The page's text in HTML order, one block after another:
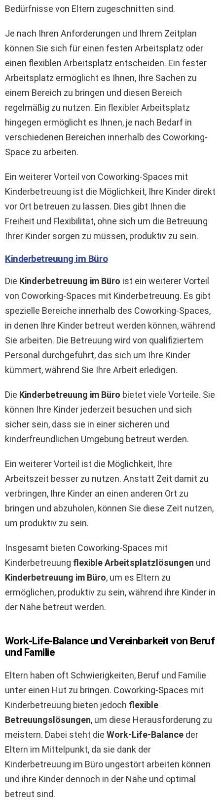
Bedürfnisse von Eltern zugeschnitten sind.
Je nach Ihren Anforderungen und Ihrem Zeitplan
können Sie sich für einen festen Arbeitsplatz oder
einen flexiblen Arbeitsplatz entscheiden. Ein fester
Arbeitsplatz ermöglicht es Ihnen, Ihre Sachen zu
einem Bereich zu bringen und diesen Bereich
regelmäßig zu nutzen. Ein flexibler Arbeitsplatz
hingegen ermöglicht es Ihnen, je nach Bedarf in
verschiedenen Bereichen innerhalb des Coworking-
Space zu arbeiten.
Ein weiterer Vorteil von Coworking-Spaces mit
Kinderbetreuung ist die Möglichkeit, Ihre Kinder direkt
vor Ort betreuen zu lassen. Dies gibt Ihnen die
Freiheit und Flexibilität, ohne sich um die Betreuung
Ihrer Kinder sorgen zu müssen, produktiv zu sein.
Kinderbetreuung im Büro
Die Kinderbetreuung im Büro ist ein weiterer Vorteil
von Coworking-Spaces mit Kinderbetreuung. Es gibt
spezielle Bereiche innerhalb des Coworking-Spaces,
in denen Ihre Kinder betreut werden können, während
Sie arbeiten. Die Betreuung wird von qualifiziertem
Personal durchgeführt, das sich um Ihre Kinder
kümmert, während Sie Ihre Arbeit erledigen.
Die Kinderbetreuung im Büro bietet viele Vorteile. Sie
können Ihre Kinder jederzeit besuchen und sich
sicher sein, dass sie in einer sicheren und
kinderfreundlichen Umgebung betreut werden.
Ein weiterer Vorteil ist die Möglichkeit, Ihre
Arbeitszeit besser zu nutzen. Anstatt Zeit damit zu
verbringen, Ihre Kinder an einen anderen Ort zu
bringen und abzuholen, können Sie diese Zeit nutzen,
um produktiv zu sein.
Insgesamt bieten Coworking-Spaces mit
Kinderbetreuung flexible Arbeitsplatzlösungen und
Kinderbetreuung im Büro, um es Eltern zu
ermöglichen, produktiv zu sein, während ihre Kinder in
der Nähe betreut werden.
Work-Life-Balance und Vereinbarkeit von Beruf
und Familie
Eltern haben oft Schwierigkeiten, Beruf und Familie
unter einen Hut zu bringen. Coworking-Spaces mit
Kinderbetreuung bieten jedoch flexible
Betreuungslösungen, um diese Herausforderung zu
meistern. Dabei steht die Work-Life-Balance der
Eltern im Mittelpunkt, da sie dank der
Kinderbetreuung im Büro ungestört arbeiten können
und ihre Kinder dennoch in der Nähe und optimal
betreut sind.